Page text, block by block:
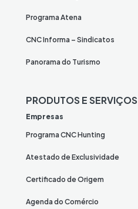
Programa Atena
CNC Informa – Sindicatos
Panorama do Turismo
PRODUTOS E SERVIÇOS
Empresas
Programa CNC Hunting
Atestado de Exclusividade
Certificado de Origem
Agenda do Comércio